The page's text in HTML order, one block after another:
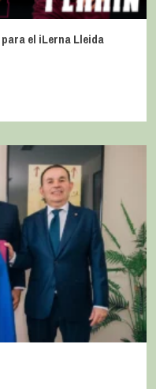
el iLerna Lleida